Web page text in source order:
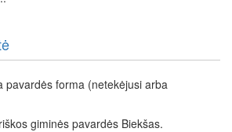
pavardės forma (netekėjusi arba
giminės pavardės Biekšas.